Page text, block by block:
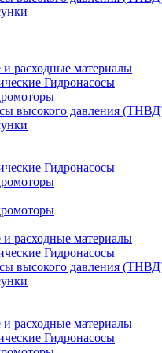
расходные материалы
Гидронасосы
высокого давления
Гидронасосы
расходные материалы
Гидронасосы
высокого давления
расходные материалы
Гидронасосы